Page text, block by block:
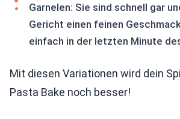
Garnelen: Sie sind schnell gar
Gericht einen feinen
einfach in der letzten Minute
Mit diesen Variationen wird dein
Pasta Bake noch besser!